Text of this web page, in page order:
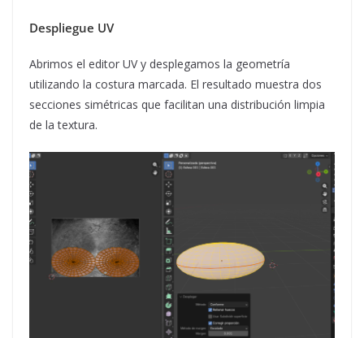
Despliegue UV
Abrimos el editor UV y desplegamos la geometría
utilizando la costura marcada. El resultado muestra dos
secciones simétricas que facilitan una distribución limpia
de la textura.